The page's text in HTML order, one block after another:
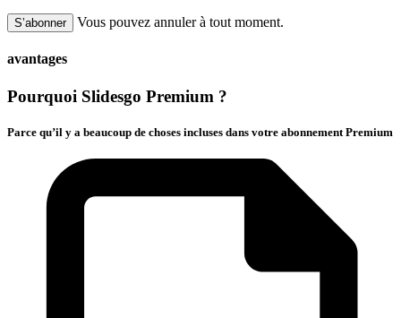
S’abonner Vous pouvez annuler à tout moment.
avantages
Pourquoi Slidesgo Premium ?
Parce qu’il y a beaucoup de choses incluses dans votre abonnement Premium